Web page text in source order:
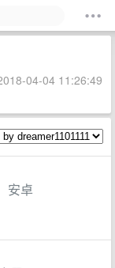
04-04 11:26:49
安卓